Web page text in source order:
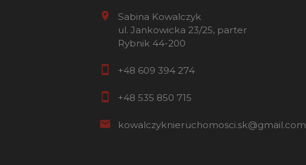
Sabina Kowalczyk
ul. Jankowicka 23/25, parter
Rybnik 44-200
+48 609 394 274
+48 535 850 715
kowalczyknieruchomosci.sk@gmail.com